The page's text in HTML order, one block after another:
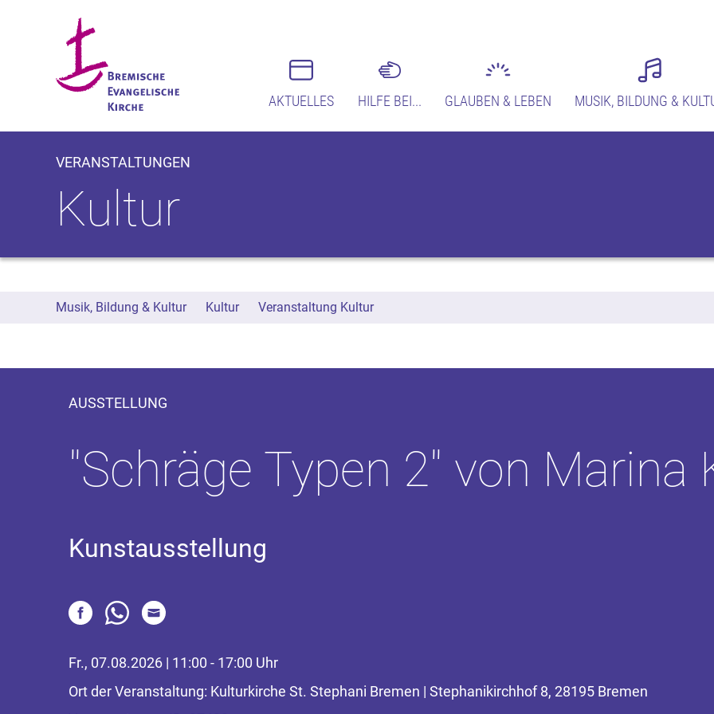
AKTUELLES HILFE BEI... GLAUBEN & LEBEN MUSIK, BILDUNG &
VERANSTALTUNGEN
Kultur
Musik, Bildung & Kultur Kultur Veranstaltung Kultur
AUSSTELLUNG
"Schräge Typen 2" von Marina
Kunstausstellung
Fr., 07.08.2026 | 11:00 - 17:00 Uhr
Ort der Veranstaltung: Kulturkirche St. Stephani Bremen | Stephanikirchhof 8, 28195 Bremen